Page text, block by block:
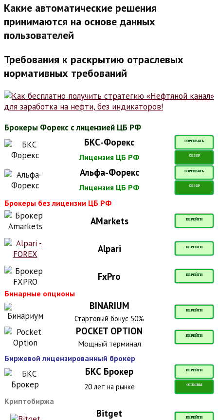
Какие автоматические решения
принимаются на основе данных
пользователей
Требования к раскрытию отраслевых
нормативных требований
Брокеры Форекс с лицензией ЦБ РФ
БКС-Форекс ТОРГОВАТЬ
Лицензия ЦБ РФ ОБЗОР
Альфа-Форекс ТОРГОВАТЬ
Лицензия ЦБ РФ ОБЗОР
Брокеры без лицензии ЦБ РФ
AMarkets ПЕРЕЙТИ
Alpari ПЕРЕЙТИ
FxPro ПЕРЕЙТИ
Бинарные опционы
BINARIUM ПЕРЕЙТИ
Стартовый бонус 50%
POCKET OPTION ПЕРЕЙТИ
Мощный терминал
Биржевой лицензированный брокер
БКС Брокер ПЕРЕЙТИ
20 лет на рынке ОТЗЫВЫ
Криптобиржа
Bitget ПЕРЕЙТИ